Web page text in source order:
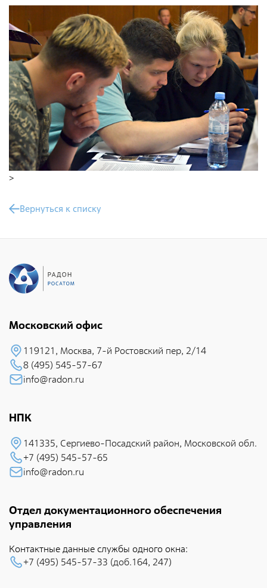
>
Вернуться к списку
Московский офис
119121, Москва, 7-й Pостовский пеp, 2/14
8 (495) 545-57-67
info@radon.ru
НПК
141335, Сеpгиево-Посадский район, Московской обл.
+7 (495) 545-57-65
info@radon.ru
Отдел документационного обеспечения
управления
Контактные данные службы одного окна:
+7 (495) 545-57-33 (доб.164, 247)
Обеспечение единства измерений
Формирование радиационно-гигиенических паспортов
Контейнеры для транспортирования и хранения РАО
Проведение радиационных исследований